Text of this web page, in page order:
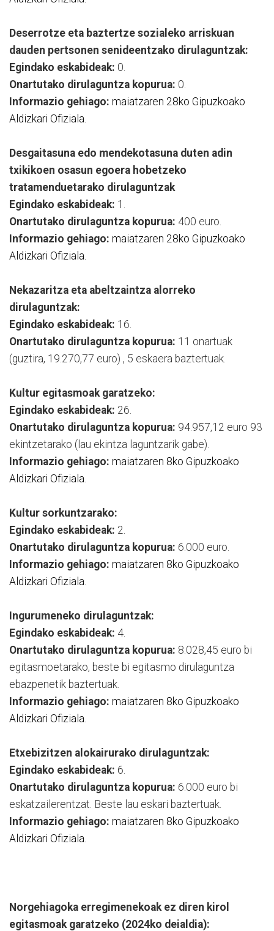
Deserrotze eta baztertze sozialeko arriskuan
dauden pertsonen senideentzako dirulaguntzak:
Egindako eskabideak: 0.
Onartutako dirulaguntza kopurua: 0.
Informazio gehiago: maiatzaren 28ko Gipuzkoako
Aldizkari Ofiziala.
Desgaitasuna edo mendekotasuna duten adin
txikikoen osasun egoera hobetzeko
tratamenduetarako dirulaguntzak
Egindako eskabideak: 1.
Onartutako dirulaguntza kopurua: 400 euro.
Informazio gehiago: maiatzaren 28ko Gipuzkoako
Aldizkari Ofiziala.
Nekazaritza eta abeltzaintza alorreko
dirulaguntzak:
Egindako eskabideak: 16.
Onartutako dirulaguntza kopurua: 11 onartuak
(guztira, 19.270,77 euro) , 5 eskaera baztertuak.
Kultur egitasmoak garatzeko:
Egindako eskabideak: 26.
Onartutako dirulaguntza kopurua: 94.957,12 euro 93
ekintzetarako (lau ekintza laguntzarik gabe).
Informazio gehiago: maiatzaren 8ko Gipuzkoako
Aldizkari Ofiziala
Kultur sorkuntzarako:
Egindako eskabideak: 2.
Onartutako dirulaguntza kopurua: 6.000 euro.
Informazio gehiago: maiatzaren 8ko Gipuzkoako
Aldizkari Ofiziala
Ingurumeneko dirulaguntzak:
Egindako eskabideak: 4.
Onartutako dirulaguntza kopurua: 8.028,45 euro bi
egitasmoetarako, beste bi egitasmo dirulaguntza
ebazpenetik baztertuak.
Informazio gehiago: maiatzaren 8ko Gipuzkoako
Aldizkari Ofiziala
Etxebizitzen alokairurako dirulaguntzak:
Egindako eskabideak: 6.
Onartutako dirulaguntza kopurua: 6.000 euro bi
eskatzailerentzat. Beste lau eskari baztertuak.
Informazio gehiago: maiatzaren 8ko Gipuzkoako
Aldizkari Ofiziala
Norgehiagoka erregimenekoak ez diren kirol
egitasmoak garatzeko (2024ko deialdia):